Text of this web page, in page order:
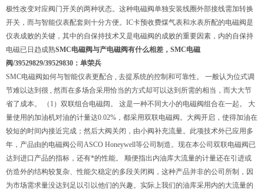
极性改变对应阀门开关的两种状态。这种电磁阀单独安装线圈外部接线需加转换
开关，而与智能仪表配套则十分方便。IC卡预收费煤气表和水表所配的电磁阀是
仪表成败的关键，其中的自保持技术又是电磁阀的成败的重要因素，内的自保持
电磁已日趋成熟SMC电磁阀与产电磁阀有什么相差，SMC电磁
阀/39529829/39529830：单荣兵
SMC电磁阀如何与智能仪表更配合 , 去提系统的控制和可靠性。 一般认为位式调
节难以达到很 , 然而在多场合采用恰当的方式却可以达到所需的相当，而大大节
省了成本。 （1）双联组合电磁阔。 这是一种不同大小的电磁阀组合在一起。 大
量使用的加油机对油的计量达0.02%，都采用双联电磁阀。大阀开启，使得加油在
较短的时间内接近完成；然后大阀关闭，由小阀补充流量。此项技术外已应用多
年，产品由的电磁阀公司ASCO Honeywell等公司制造。现在本公司双联电磁阀已
达到进口产品的指标，还有*的性能。 顺便指出内油库大流量的计量还在引进或
仿造外的结构较复杂、性能欠稳定的多段关闭阀，这种产品并非的公司所制，因
为市场需求量没达到足以引以他们的兴趣。实际上我们的油库采用内的大流量的